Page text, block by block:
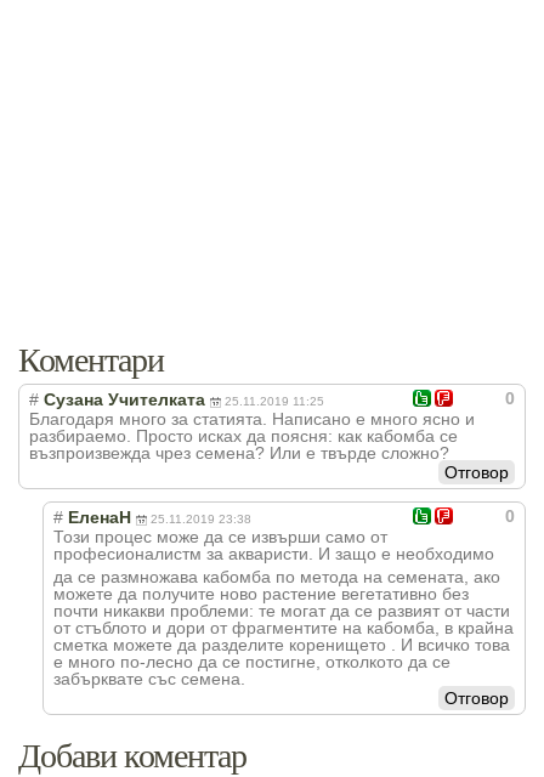
Коментари
0
# Сузана Учителката 25.11.2019 11:25
Благодаря много за статията. Написано е много ясно и
разбираемо. Просто исках да поясня: как кабомба се
възпроизвежда чрез семена? Или е твърде сложно?
Отговор
0
# ЕленаН 25.11.2019 23:38
Този процес може да се извърши само от
професионалистм за акваристи. И защо е необходимо
да се размножава кабомба по метода на семената, ако
можете да получите ново растение вегетативно без
почти никакви проблеми: те могат да се развият от части
от стъблото и дори от фрагментите на кабомба, в крайна
сметка можете да разделите коренището . И всичко това
е много по-лесно да се постигне, отколкото да се
забърквате със семена.
Отговор
Добави коментар